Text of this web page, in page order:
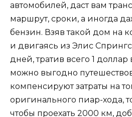
автомобилей, даст вам
маршрут, сроки, а иногда
бензин. Взяв такой дом на
и двигаясь из Элис
дней, тратив всего 1
можно выгодно
компенсируют затраты на
оригинального пиар-хода,
чтобы проехать 2000 км,